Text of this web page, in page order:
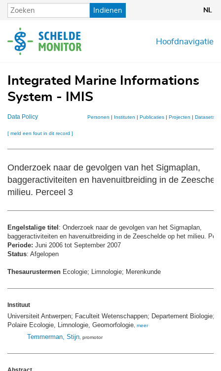
Overslaan
en
de
inhoud
Indienen NL
Hoofdnavigatie
Integrated Marine Informations
System - IMIS
Data Policy Personen | Instituten | Publicaties | Projecten | Datasets
[ meld een fout in dit record ]
Onderzoek naar de gevolgen van het Sigmaplan,
baggeractiviteiten en havenuitbreiding in de
milieu. Perceel 3
Engelstalige titel : Onderzoek naar de gevolgen van het Sigmaplan,
baggeractiviteiten en havenuitbreiding in de Zeeschelde op het milieu.
Periode: Juni 2006 tot September 2007
Status: Afgelopen
Thesaurustermen Ecologie; Limnologie; Merenkunde
Instituut
Universiteit Antwerpen; Faculteit Wetenschappen; Departement Biologie;
Polaire Ecologie, Limnologie, Geomorfologie meer
Temmerman, Stijn , promotor